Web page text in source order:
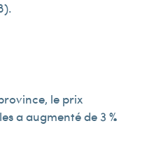
le prix
a augmenté de 3 %